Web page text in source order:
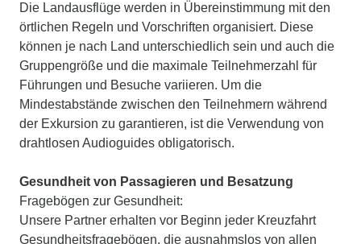
Die Landausflüge werden in Übereinstimmung mit den
örtlichen Regeln und Vorschriften organisiert. Diese
können je nach Land unterschiedlich sein und auch die
Gruppengröße und die maximale Teilnehmerzahl für
Führungen und Besuche variieren. Um die
Mindestabstände zwischen den Teilnehmern während
der Exkursion zu garantieren, ist die Verwendung von
drahtlosen Audioguides obligatorisch.
Gesundheit von Passagieren und Besatzung
Fragebögen zur Gesundheit:
Unsere Partner erhalten vor Beginn jeder Kreuzfahrt
Gesundheitsfragebögen, die ausnahmslos von allen